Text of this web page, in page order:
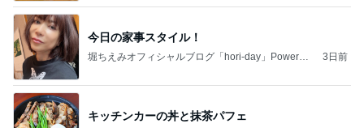
今日の家事スタイル！
堀ちえみオフィシャルブログ「hori-day」Powered
3日前
キッチンカーの丼と抹茶パフェ